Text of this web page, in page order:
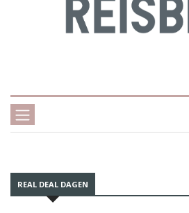
REAL DEAL DAGEN